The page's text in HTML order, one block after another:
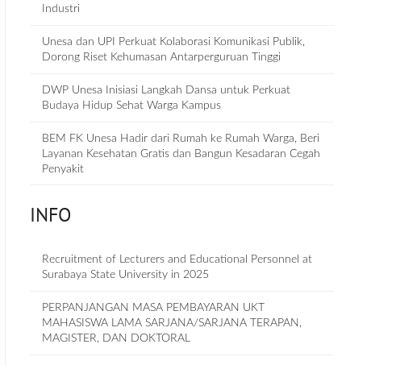
Industri
Unesa dan UPI Perkuat Kolaborasi Komunikasi Publik,
Dorong Riset Kehumasan Antarperguruan Tinggi
DWP Unesa Inisiasi Langkah Dansa untuk Perkuat
Budaya Hidup Sehat Warga Kampus
BEM FK Unesa Hadir dari Rumah ke Rumah Warga, Beri
Layanan Kesehatan Gratis dan Bangun Kesadaran Cegah
Penyakit
INFO
Recruitment of Lecturers and Educational Personnel at
Surabaya State University in 2025
PERPANJANGAN MASA PEMBAYARAN UKT
MAHASISWA LAMA SARJANA/SARJANA TERAPAN,
MAGISTER, DAN DOKTORAL